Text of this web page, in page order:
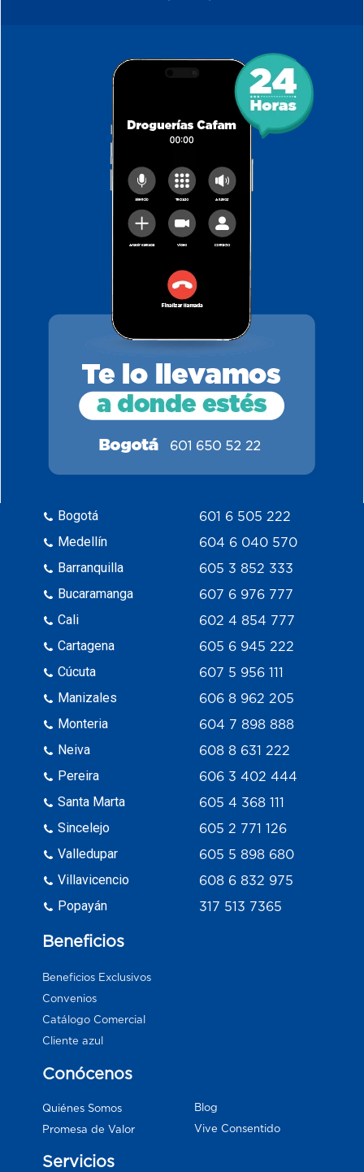
Bogotá
Medellín
Barranquilla
Bucaramanga
Cali
Cartagena
Cúcuta
Manizales
Monteria
Neiva
Pereira
Santa Marta
Sincelejo
Valledupar
Villavicencio
Popayán
601 6 505 222
604 6 040 570
605 3 852 333
607 6 976 777
602 4 854 777
605 6 945 222
607 5 956 111
606 8 962 205
604 7 898 888
608 8 631 222
606 3 402 444
605 4 368 111
605 2 771 126
605 5 898 680
608 6 832 975
317 513 7365
Beneficios
Beneficios Exclusivos
Convenios
Catálogo Comercial
Cliente azul
Conócenos
Quiénes Somos
Promesa de Valor
Blog
Vive Consentido
Servicios